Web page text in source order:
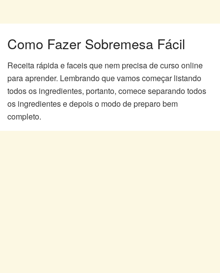
Como Fazer Sobremesa Fácil
Receita rápida e faceis que nem precisa de curso online
para aprender. Lembrando que vamos começar listando
todos os ingredientes, portanto, comece separando todos
os ingredientes e depois o modo de preparo bem
completo.